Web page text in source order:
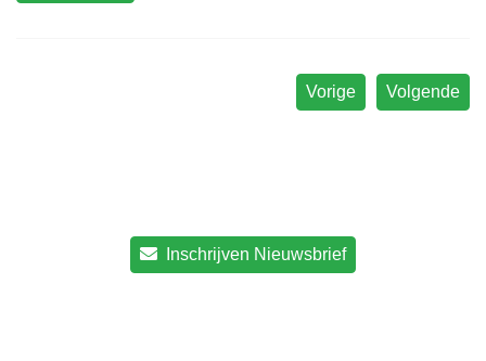
Volgende
Vorige
Inschrijven Nieuwsbrief